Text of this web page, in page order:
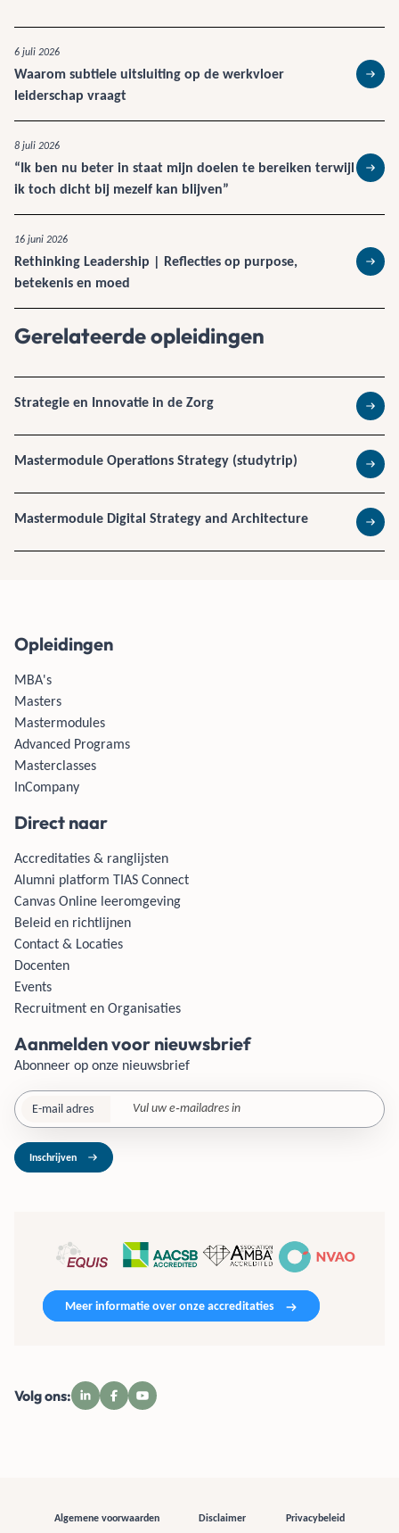
6 juli 2026
Waarom subtiele uitsluiting op de werkvloer
leiderschap vraagt
Lees
8 juli 2026
“Ik ben nu beter in staat mijn doelen te bereiken terwijl
ik toch dicht bij mezelf kan blijven”
Lees
16 juni 2026
Rethinking Leadership | Reflecties op purpose,
betekenis en moed
Lees
Gerelateerde opleidingen
Strategie en Innovatie in de Zorg
Lees
Mastermodule Operations Strategy (studytrip)
Lees
Mastermodule Digital Strategy and Architecture
Lees
Opleidingen
MBA's
Masters
Mastermodules
Advanced Programs
Masterclasses
InCompany
Direct naar
Accreditaties & ranglijsten
Alumni platform TIAS Connect
Canvas Online leeromgeving
Beleid en richtlijnen
Contact & Locaties
Docenten
Events
Recruitment en Organisaties
Aanmelden voor nieuwsbrief
Abonneer op onze nieuwsbrief
E-mail adres
Inschrijven
Meer informatie over onze accreditaties
Volg ons:
Algemene voorwaarden Disclaimer Privacybeleid